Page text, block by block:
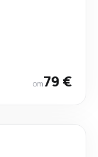
от79 €